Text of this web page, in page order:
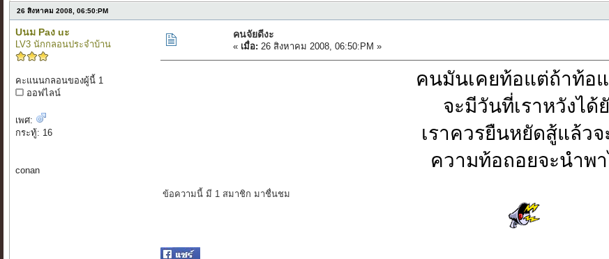
26 สิงหาคม 2008, 06:50:PM
Uนม Paง uะ
LV3 นักกลอนประจำบ้าน
คะแนนกลอนของผู้นี้ 1
ออฟไลน์
เพศ:
กระทู้: 16
conan
คนจัยดีงะ
« เมื่อ: 26 สิงหาคม 2008, 06:50:PM »
คนมันเคยท้อแต่ถ้าท้อ
จะมีวันที่เราหวังได้
เราควรยืนหยัดสู้แล้วจ
ความท้อถอยจะนำพ
ข้อความนี้ มี 1 สมาชิก มาชื่นชม